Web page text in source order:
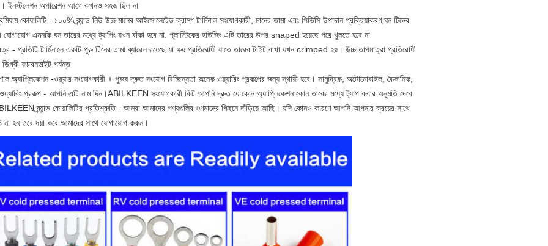
ইনস্টলেশন অপারেশন আগে কখনও সহজ ছিল না
কোয়ালিটি - ১০০% ব্র্যান্ড নিউ উচ্চ মানের আইসোলেটেড ক্রাম্প টার্মিনাল সংযোগকারী, মানের তামা এবং পিভিসি উপাদান প্রক্রিয়াকরণ,ঘন টিনের
যোগাযোগ এমনকি ঘন তারের মধ্যে ট্যাপিং যখন বাঁকা হবে না. প্লাস্টিকের হাউজিং এটি তারের উপর snaped হয়েছে পরে খুলতে হবে না
- প্রতিটি টার্মিনালে একটি পুরু টিনের তামা ব্যারেল রয়েছে যা ক্ষয় প্রতিরোধী যাতে তারের টাইট রাখা যখন crimped হয়। উচ্চ তাপমাত্রা প্রতিরোধী
ফারেনহাইট পর্যন্ত
অ্যাপ্লিকেশন -ওয়্যার সংযোগকারী + পুরুষ দ্রুত সংযোগ বিচ্ছিন্নতা অনেক ওয়্যারিং প্রকল্পের জন্য স্থায়ী হবে। সামুদ্রিক, অটোমোবাইল, বৈজ্ঞানিক,
প্রকল্প - আপনি এটি নাম দিন।ABILKEEN সংযোগকারী কিট আপনি দ্রুত যে কোন অ্যাপ্লিকেশন কোন তারের মধ্যে ট্যাপ করার অনুমতি দেবে.
ব্র্যান্ড কোয়ালিটির প্রতিশ্রুতি - আমরা আমাদের পণ্যগুলির গুণমানের পিছনে দাঁড়িয়ে আছি। যদি কোনও কারণে আপনি আপনার ক্রয়ের সাথে
না হন তবে দয়া করে আমাদের সাথে যোগাযোগ করুন।